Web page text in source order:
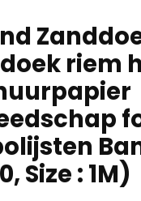
riem
Size : 1M)